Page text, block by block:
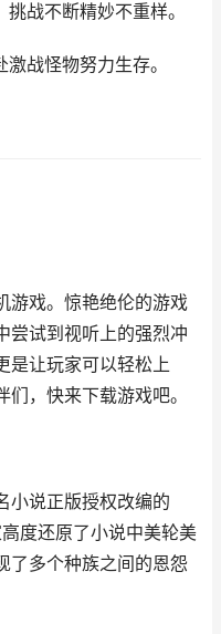
战不断精妙不重样。
战怪物努力生存。
游戏。惊艳绝伦的游戏
尝试到视听上的强烈冲
是让玩家可以轻松上
，快来下载游戏吧。
小说正版授权改编的
度还原了小说中美轮美
了多个种族之间的恩怨